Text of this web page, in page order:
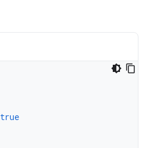
true